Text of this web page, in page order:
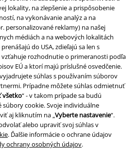
lokality, na zlepšenie a prispôsobenie
na vykonávanie analýz a na
personalizované reklamy) na našej
médiách a na webových lokalitách
do USA, zdieľajú sa len s
rozhodnutie o primeranosti podľa
EÚ a ktorí majú príslušné osvedčenie.
súhlas s používaním súborov
Prípadne môžete súhlas odmietnuť
všetko“ - v takom prípade sa budú
cookie. Svoje individuálne
aj kliknutím na „ Vyberte nastavenie“.
alebo upraviť svoj súhlas v
. Ďalšie informácie o ochrane údajov
ochrany osobných údajov.
funkcie a výhody!
Group Company